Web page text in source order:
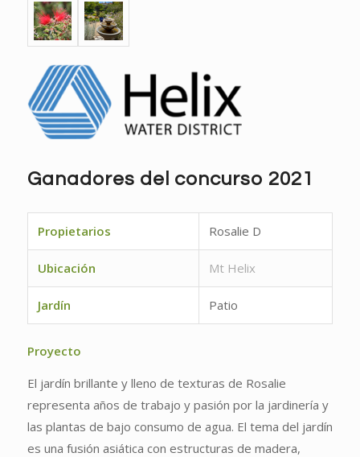
Ganadores del concurso 2021
Propietarios Rosalie D
Ubicación Mt Helix
Jardín Patio
Proyecto
El jardín brillante y lleno de texturas de Rosalie
representa años de trabajo y pasión por la jardinería y
las plantas de bajo consumo de agua. El tema del jardín
es una fusión asiática con estructuras de madera,